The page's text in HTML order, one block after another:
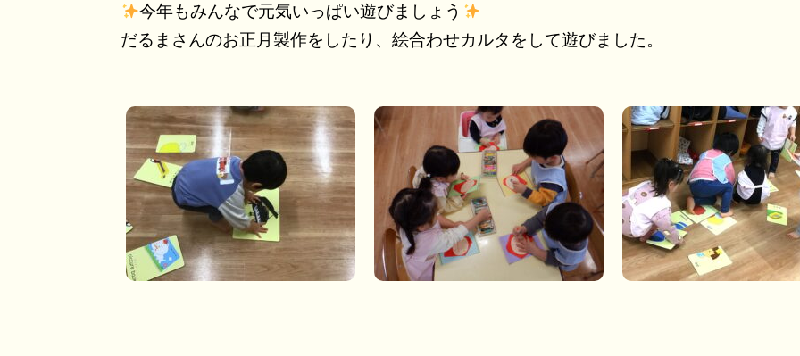
今年もみんなで元気いっぱい遊びましょう
だるまさんのお正月製作をしたり、絵合わせカルタをして遊びました。